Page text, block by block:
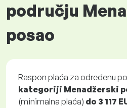
području
posao
Raspon plaća za određenu
kategoriji Menadžerski
(minimalna plaća) do 3 117